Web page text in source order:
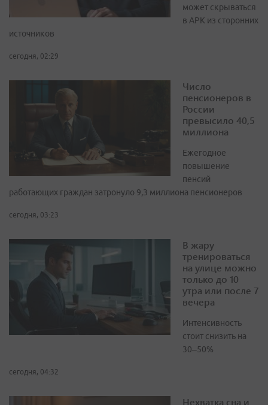
может скрываться
в APK из сторонних
источников
сегодня, 02:29
Число
пенсионеров в
России
превысило 40,5
миллиона
Ежегодное
повышение
пенсий
работающих граждан затронуло 9,3 миллиона пенсионеров
сегодня, 03:23
В жару
тренироваться
на улице можно
только до 10
утра или после 7
вечера
Интенсивность
стоит снизить на
30–50%
сегодня, 04:32
Нехватка сна и